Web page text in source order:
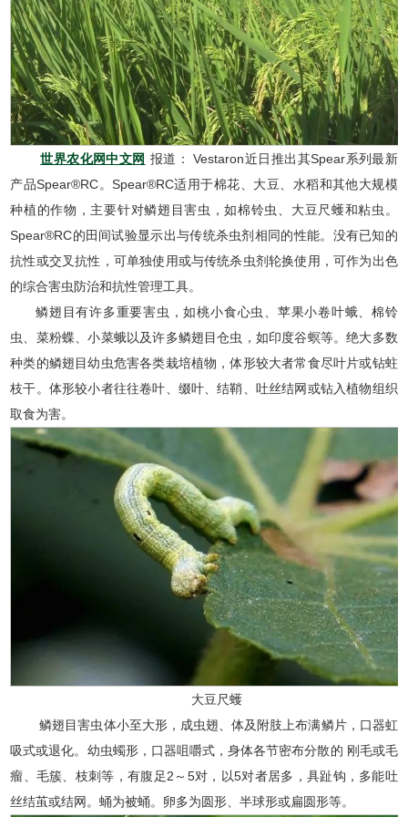
世界农化网中文网 报道： Vestaron近日推出其Spear系列最新
产品Spear®RC。Spear®RC适用于棉花、大豆、水稻和其他大规模
种植的作物，主要针对鳞翅目害虫，如棉铃虫、大豆尺蠖和粘虫。
Spear®RC的田间试验显示出与传统杀虫剂相同的性能。没有已知的
抗性或交叉抗性，可单独使用或与传统杀虫剂轮换使用，可作为出色
的综合害虫防治和抗性管理工具。
鳞翅目有许多重要害虫，如桃小食心虫、苹果小卷叶蛾、棉铃
虫、菜粉蝶、小菜蛾以及许多鳞翅目仓虫，如印度谷螟等。绝大多数
种类的鳞翅目幼虫危害各类栽培植物，体形较大者常食尽叶片或钻蛀
枝干。体形较小者往往卷叶、缀叶、结鞘、吐丝结网或钻入植物组织
取食为害。
大豆尺蠖
鳞翅目害虫体小至大形，成虫翅、体及附肢上布满鳞片，口器虹
吸式或退化。幼虫蠋形，口器咀嚼式，身体各节密布分散的 刚毛或毛
瘤、毛簇、枝刺等，有腹足2～5对，以5对者居多，具趾钩，多能吐
丝结茧或结网。蛹为被蛹。卵多为圆形、半球形或扁圆形等。